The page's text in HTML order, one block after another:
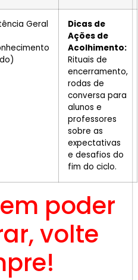
Geral
Dicas de
Ações de
Acolhimento:
Rituais de
encerramento,
rodas de
conversa para
alunos e
professores
sobre as
expectativas
e desafios do
fim do ciclo.
poder
volte